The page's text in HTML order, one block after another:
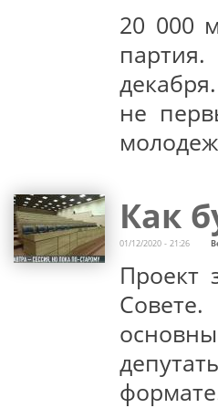
20 000
не
Как
01/12/2020 - 21:26
Проект